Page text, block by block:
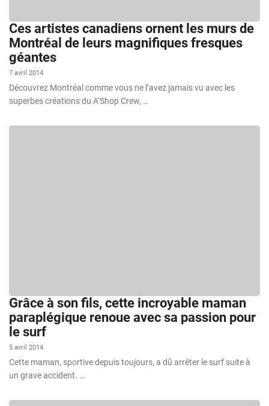
Ces artistes canadiens ornent les murs de
Montréal de leurs magnifiques fresques
géantes
7 avril 2014
Découvrez Montréal comme vous ne l’avez jamais vu avec les
superbes créations du A’Shop Crew, …
Grâce à son fils, cette incroyable maman
paraplégique renoue avec sa passion pour
le surf
5 avril 2014
Cette maman, sportive depuis toujours, a dû arrêter le surf suite à
un grave accident. …